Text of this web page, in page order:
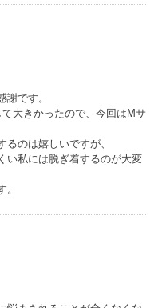
です。
大きかったので、今回はMサ
のは嬉しいですが、
い私には脱ぎ着するのが大変